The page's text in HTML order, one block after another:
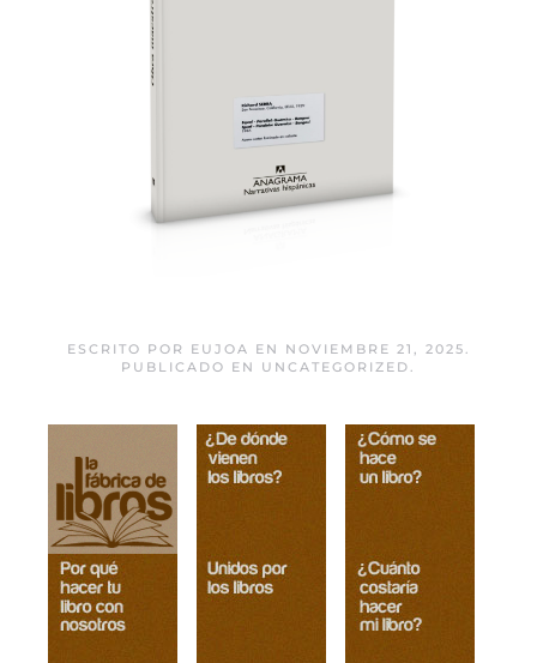
ESCRITO POR EUJOA EN NOVIEMBRE 21, 2025.
PUBLICADO EN UNCATEGORIZED.